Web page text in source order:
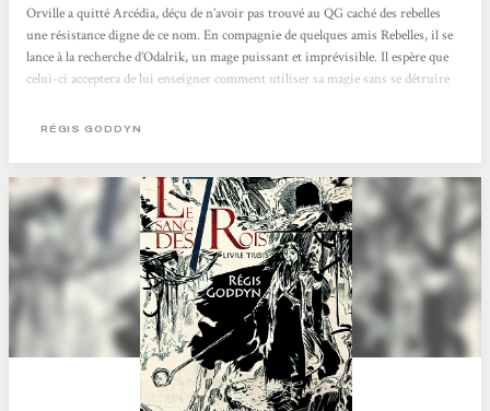
Orville a quitté Arcédia, déçu de n’avoir pas trouvé au QG caché des rebelles
une résistance digne de ce nom. En compagnie de quelques amis Rebelles, il se
lance à la recherche d’Odalrik, un mage puissant et imprévisible. Il espère que
celui-ci acceptera de lui enseigner comment utiliser sa magie sans se détruire
protégeant au mieux la petite troupe de fugitifs épuisés qui l’accompagnent,
RÉGIS GODDYN